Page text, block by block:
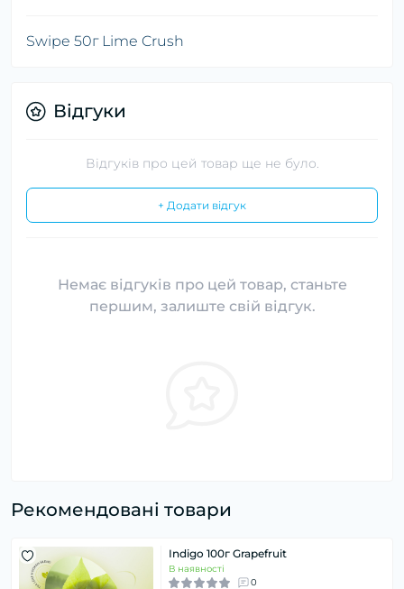
Swipe 50г Lime Crush
Відгуки
Відгуків про цей товар ще не було.
+ Додати відгук
Немає відгуків про цей товар, станьте
першим, залиште свій відгук.
Рекомендовані товари
Indigo 100г Grapefruit
В наявності
0